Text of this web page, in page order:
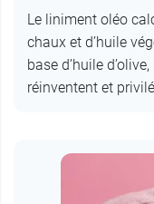
Le liniment oléo
chaux et d’huile
base d’huile
réinventent et